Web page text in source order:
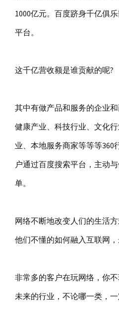
1000亿元。百度跻身千亿俱
平台。
这千亿营收额是谁贡献的呢?
其中有做产品和服务的企业和
健康产业、科技行业、文化
业、本地服务商家等等等360
户通过百度搜索平台，主动
单。
网络不断地改变人们的生活
他们不懂的如何融入互联网，
非常多的客户在玩网络，你
未来的行业，不论哪一类，一